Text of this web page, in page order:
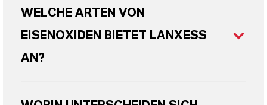
WELCHE ARTEN VON
EISENOXIDEN BIETET LANXESS
AN?